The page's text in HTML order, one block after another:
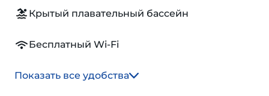
Крытый плавательный бассейн
Бесплатный Wi-Fi
Показать все удобства